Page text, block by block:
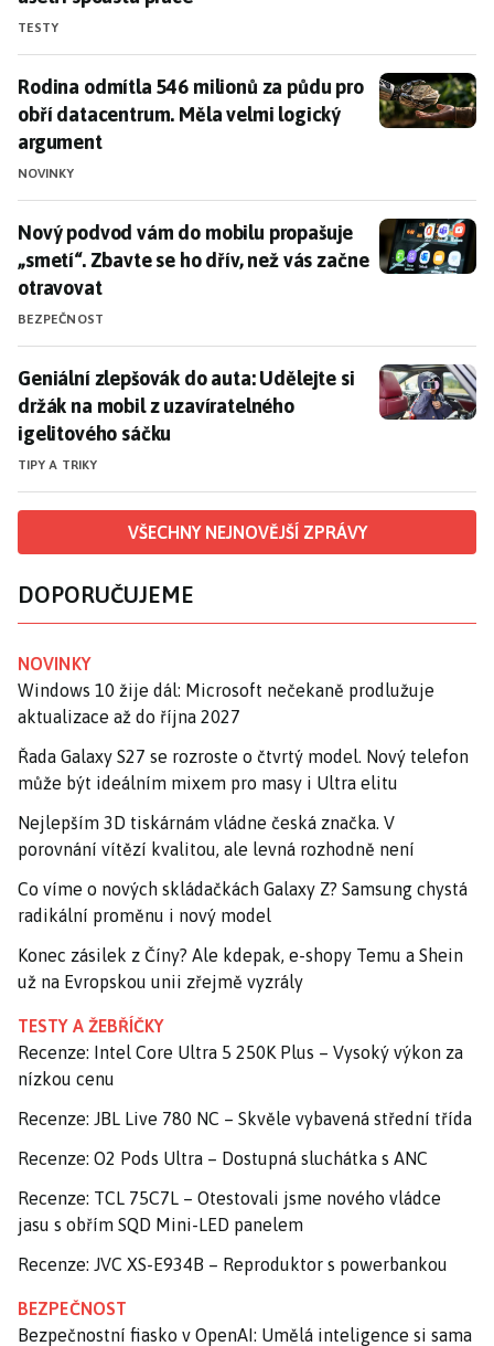
TESTY
Rodina odmítla 546 milionů za půdu pro obří
Rodina odmítla 546 milionů za půdu pro
obří datacentrum. Měla velmi logický
argument
NOVINKY
Nový podvod vám do mobilu propašuje „smetí“.
Nový podvod vám do mobilu propašuje
„smetí“. Zbavte se ho dřív, než vás začne
otravovat
BEZPEČNOST
Geniální zlepšovák do auta: Udělejte si držák na
Geniální zlepšovák do auta: Udělejte si
držák na mobil z uzavíratelného
igelitového sáčku
TIPY A TRIKY
VŠECHNY NEJNOVĚJŠÍ ZPRÁVY
DOPORUČUJEME
NOVINKY
Windows 10 žije dál: Microsoft nečekaně prodlužuje
aktualizace až do října 2027
Řada Galaxy S27 se rozroste o čtvrtý model. Nový telefon
může být ideálním mixem pro masy i Ultra elitu
Nejlepším 3D tiskárnám vládne česká značka. V
porovnání vítězí kvalitou, ale levná rozhodně není
Co víme o nových skládačkách Galaxy Z? Samsung chystá
radikální proměnu i nový model
Konec zásilek z Číny? Ale kdepak, e-shopy Temu a Shein
už na Evropskou unii zřejmě vyzrály
TESTY A ŽEBŘÍČKY
Recenze: Intel Core Ultra 5 250K Plus – Vysoký výkon za
nízkou cenu
Recenze: JBL Live 780 NC – Skvěle vybavená střední třída
Recenze: O2 Pods Ultra – Dostupná sluchátka s ANC
Recenze: TCL 75C7L – Otestovali jsme nového vládce
jasu s obřím SQD Mini-LED panelem
Recenze: JVC XS-E934B – Reproduktor s powerbankou
BEZPEČNOST
Bezpečnostní fiasko v OpenAI: Umělá inteligence si sama